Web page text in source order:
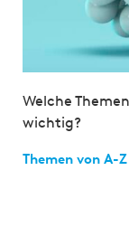
Welche
wichtig?
Themen von A-